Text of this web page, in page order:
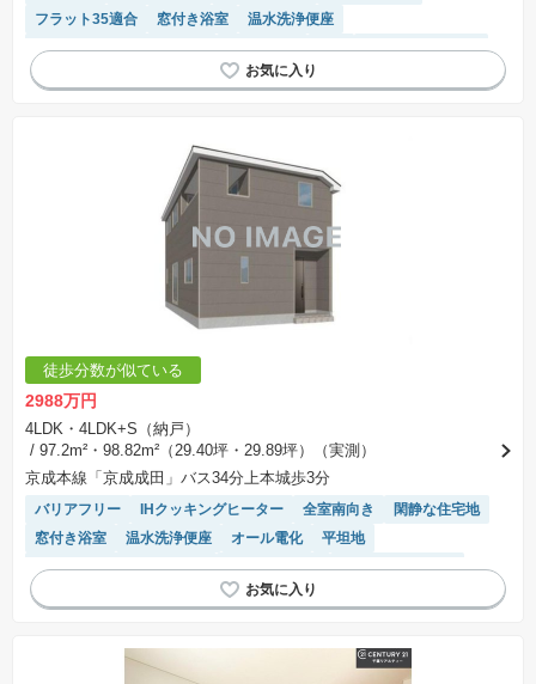
フラット35適合
窓付き浴室
温水洗浄便座
モニター付きインターホン
陽当り良好 WIC
システムキッチン
対面キッチン
徒歩分数が似ている
2988万円
4LDK・4LDK+S（納戸）
/ 97.2m²・98.82m²（29.40坪・29.89坪）（実測）
京成本線「京成成田」バス34分上本城歩3分
バリアフリー IHクッキングヒーター 全室南向き
閑静な住宅地
窓付き浴室
温水洗浄便座 オール電化
平坦地
モニター付きインターホン
トイレ2個以上
ルーフバルコニー
陽当り良好
システムキッチン 対面キッチン